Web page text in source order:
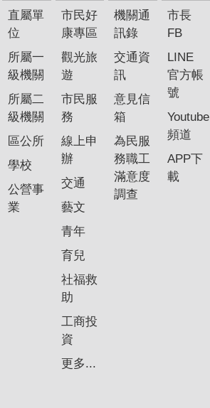
直屬單
位
所屬一
級機關
所屬二
級機關
區公所
學校
公營事
業
市民好
康專區
觀光旅
遊
市民服
務
線上申
辦
交通
藝文
青年
育兒
社福救
助
工商投
資
更多...
機關通
訊錄
交通資
訊
意見信
箱
為民服
務職工
滿意度
調查
市長
FB
LINE
官方帳
號
Youtube
頻道
APP下
載